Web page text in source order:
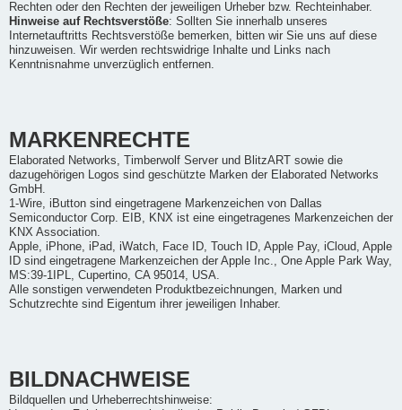
Rechten oder den Rechten der jeweiligen Urheber bzw. Rechteinhaber.
Hinweise auf Rechtsverstöße: Sollten Sie innerhalb unseres
Internetauftritts Rechtsverstöße bemerken, bitten wir Sie uns auf diese
hinzuweisen. Wir werden rechtswidrige Inhalte und Links nach
Kenntnisnahme unverzüglich entfernen.
MARKENRECHTE
Elaborated Networks, Timberwolf Server und BlitzART sowie die
dazugehörigen Logos sind geschützte Marken der Elaborated Networks
GmbH.
1-Wire, iButton sind eingetragene Markenzeichen von Dallas
Semiconductor Corp. EIB, KNX ist eine eingetragenes Markenzeichen der
KNX Association.
Apple, iPhone, iPad, iWatch, Face ID, Touch ID, Apple Pay, iCloud, Apple
ID sind eingetragene Markenzeichen der Apple Inc., One Apple Park Way,
MS:39-1IPL, Cupertino, CA 95014, USA.
Alle sonstigen verwendeten Produktbezeichnungen, Marken und
Schutzrechte sind Eigentum ihrer jeweiligen Inhaber.
BILDNACHWEISE
Bildquellen und Urheberrechtshinweise: